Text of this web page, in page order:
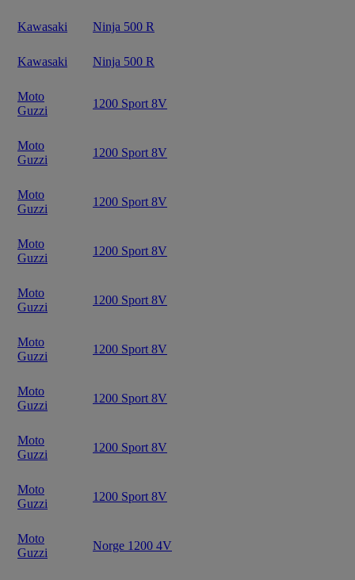
Kawasaki Ninja 500 R
Kawasaki Ninja 500 R
Moto
Guzzi
1200 Sport 8V
Moto
Guzzi
1200 Sport 8V
Moto
Guzzi
1200 Sport 8V
Moto
Guzzi
1200 Sport 8V
Moto
Guzzi
1200 Sport 8V
Moto
Guzzi
1200 Sport 8V
Moto
Guzzi
1200 Sport 8V
Moto
Guzzi
1200 Sport 8V
Moto
Guzzi
1200 Sport 8V
Moto
Guzzi
Norge 1200 4V